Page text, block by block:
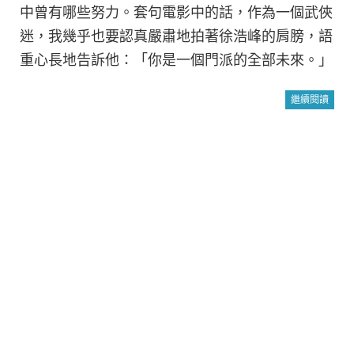
中曾有哪些努力。套句電影中的話，作為一個武俠
迷，我幾乎也要認真嚴肅地拍著徐浩峰的肩膀，語
重心長地告訴他：「你是一個門派的全部未來。」
繼續閱讀